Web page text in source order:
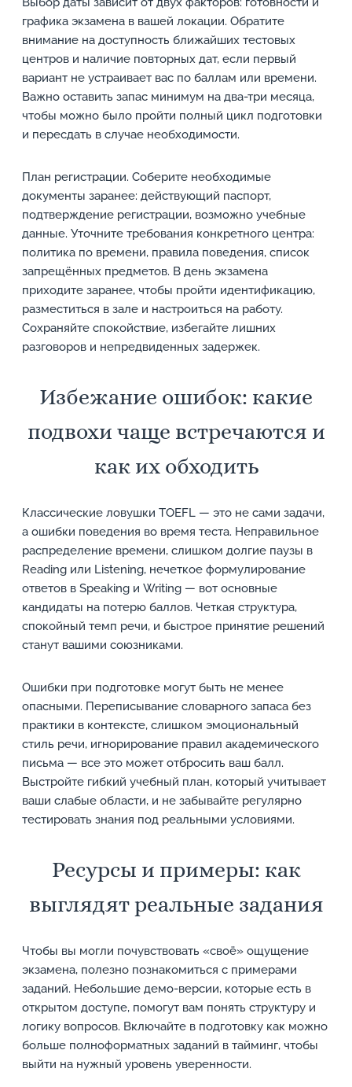
графика экзамена в вашей локации. Обратите
внимание на доступность ближайших тестовых
центров и наличие повторных дат, если первый
вариант не устраивает вас по баллам или времени.
Важно оставить запас минимум на два-три месяца,
чтобы можно было пройти полный цикл подготовки
и пересдать в случае необходимости.
План регистрации. Соберите необходимые
документы заранее: действующий паспорт,
подтверждение регистрации, возможно учебные
данные. Уточните требования конкретного центра:
политика по времени, правила поведения, список
запрещённых предметов. В день экзамена
приходите заранее, чтобы пройти идентификацию,
разместиться в зале и настроиться на работу.
Сохраняйте спокойствие, избегайте лишних
разговоров и непредвиденных задержек.
Избежание ошибок: какие
подвохи чаще встречаются и
как их обходить
Классические ловушки TOEFL — это не сами задачи,
а ошибки поведения во время теста. Неправильное
распределение времени, слишком долгие паузы в
Reading или Listening, нечеткое формулирование
ответов в Speaking и Writing — вот основные
кандидаты на потерю баллов. Четкая структура,
спокойный темп речи, и быстрое принятие решений
станут вашими союзниками.
Ошибки при подготовке могут быть не менее
опасными. Переписывание словарного запаса без
практики в контексте, слишком эмоциональный
стиль речи, игнорирование правил академического
письма — все это может отбросить ваш балл.
Выстройте гибкий учебный план, который учитывает
ваши слабые области, и не забывайте регулярно
тестировать знания под реальными условиями.
Ресурсы и примеры: как
выглядят реальные задания
Чтобы вы могли почувствовать «своё» ощущение
экзамена, полезно познакомиться с примерами
заданий. Небольшие демо-версии, которые есть в
открытом доступе, помогут вам понять структуру и
логику вопросов. Включайте в подготовку как можно
больше полноформатных заданий в тайминг, чтобы
выйти на нужный уровень уверенности.